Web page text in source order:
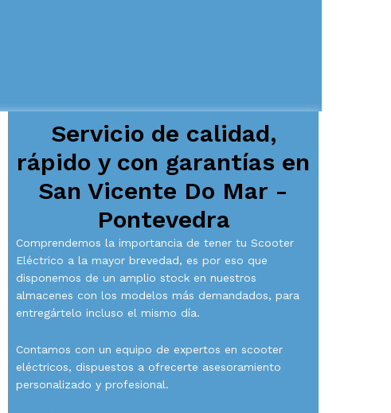
Servicio de calidad,
rápido y con garantías en
San Vicente Do Mar -
Pontevedra
Comprendemos la importancia de tener tu Scooter
Eléctrico a la mayor brevedad, es por eso que
disponemos de un amplio stock en nuestros
almacenes con los modelos más demandados, para
entregártelo incluso el mismo día.
Contamos con un equipo de expertos en scooter
eléctricos, dispuestos a ofrecerte asesoramiento
personalizado y profesional.